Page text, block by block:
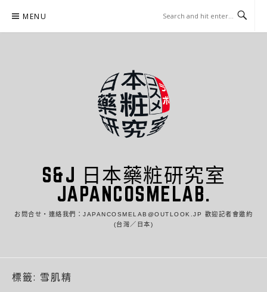
content
MENU
S&J 日本藥粧研究室
JAPANCOSMELAB.
お問合せ・連絡我們：JAPANCOSMELAB@OUTLOOK.JP 歡迎記者會邀約
(台灣／日本)
標籤: 雪肌精